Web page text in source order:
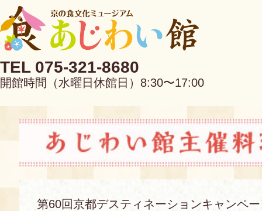
TEL 075-321-8680
開館時間（水曜日休館日）8:30〜17:00
EN 中文
第60回京都デスティネーションキャンペ